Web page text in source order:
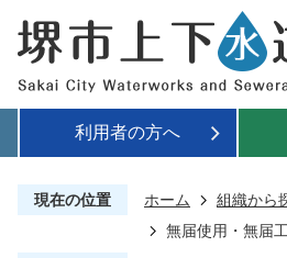
利用者の方へ
現在の位置 ホーム 組織から
無届使用・無届